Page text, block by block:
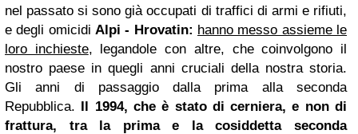
nel passato si sono già occupati di traffici di armi e rifiuti,
e degli omicidi Alpi - Hrovatin: hanno messo assieme le
loro inchieste, legandole con altre, che coinvolgono il
nostro paese in quegli anni cruciali della nostra storia.
Gli anni di passaggio dalla prima alla seconda
Repubblica. Il 1994, che è stato di cerniera, e non di
frattura, tra la prima e la cosiddetta seconda